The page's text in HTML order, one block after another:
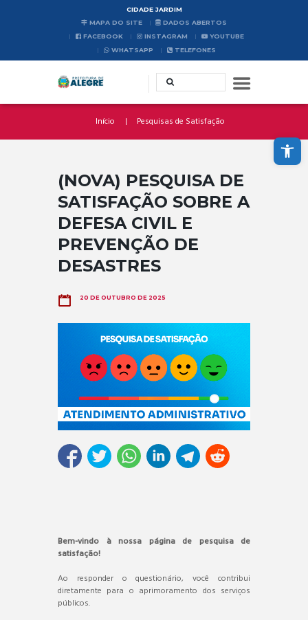
Abrir a barra de ferramentas
CIDADE JARDIM
MAPA DO SITE
DADOS ABERTOS
FACEBOOK
INSTAGRAM
YOUTUBE
WHATSAPP
TELEFONES
Início Pesquisas de Satisfação
(NOVA) PESQUISA DE
SATISFAÇÃO SOBRE A
DEFESA CIVIL E
PREVENÇÃO DE
DESASTRES
20 DE OUTUBRO DE 2025
Bem-vindo à nossa página de pesquisa de
satisfação!
Ao responder o questionário, você contribui
diretamente para o aprimoramento dos serviços
públicos.